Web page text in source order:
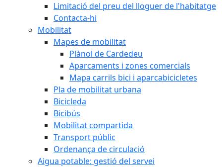
Limitació del preu del lloguer de l'habitatge
Contacta-hi
Mobilitat
Mapes de mobilitat
Plànol de Cardedeu
Aparcaments i zones comercials
Mapa carrils bici i aparcabicicletes
Pla de mobilitat urbana
Bicicleda
Bicibús
Mobilitat compartida
Transport públic
Ordenança de circulació
Aigua potable: gestió del servei